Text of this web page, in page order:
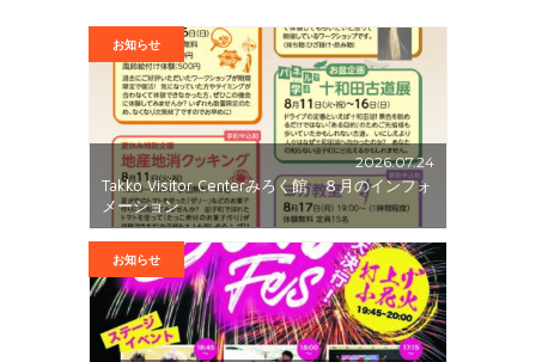
お知らせ
2026.07.24
Takko Visitor Centerみろく館 ８月のインフォ
メーション
お知らせ